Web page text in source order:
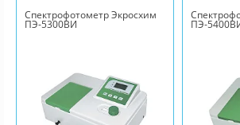
Спектрофотометр Экросхим
ПЭ-5300ВИ ПЭ-